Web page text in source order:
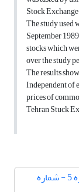
Stock
The study
September
stocks which
over the study
The results
Independent of
prices of
Tehran Stuck
دوره 2، شماره 5 - شماره